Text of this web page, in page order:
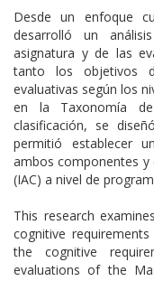
Desde un enfoque
desarrolló un
asignatura y de las
tanto los objetivos
evaluativas según los
en la Taxonomía
clasificación, se
permitió establecer
ambos componentes y
(IAC) a nivel de
This research
cognitive
the cognitive
evaluations of the